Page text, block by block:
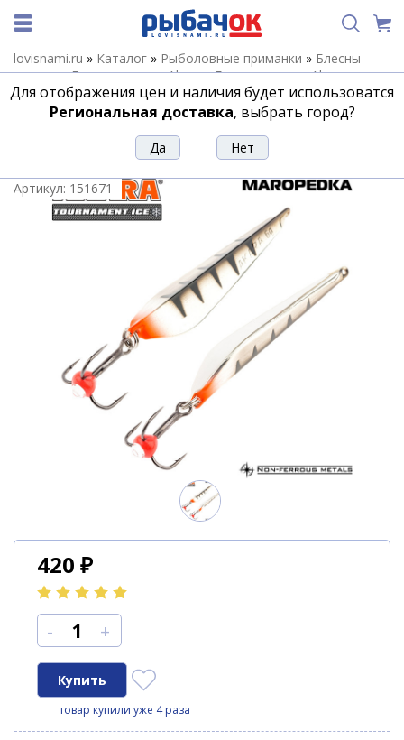
lovisnami.ru » Каталог » Рыболовные приманки » Блесны
зимние»Блесны зимние Akara»Блесны зимние Akara
Maropedka»Блесна Akara Tournament Ice Maropedka 100
18гр. 31/Sil
Блесна Akara Tournament Ice
Maropedka 100 18гр. 31/Sil
Артикул: 151671
420 ₽
- +
товар купили уже 4 раза
Для отображения цен и наличия будет использоватся
Региональная доставка, выбрать город?